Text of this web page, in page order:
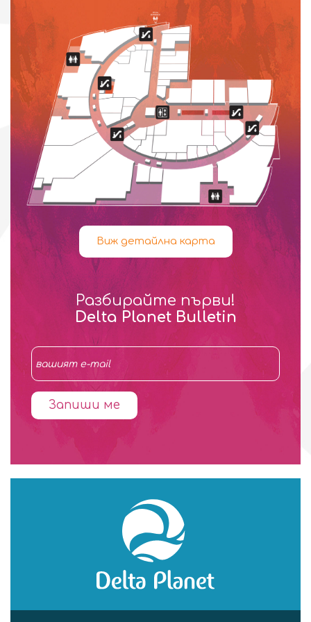
Виж детайлна карта
Разбирайте първи!
Delta Planet Bulletin
Запиши ме